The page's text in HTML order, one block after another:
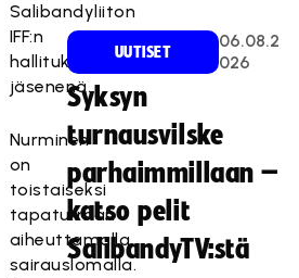
Salibandyliiton
IFF:n
hallituksen
jäsenenä.
Nurminen
on
toistaiseksi
tapaturman
aiheuttamalla
sairauslomalla.
UUTISET
06.08.2
026
Syksyn
turnausvilske
parhaimmillaan –
katso pelit
SalibandyTV:stä